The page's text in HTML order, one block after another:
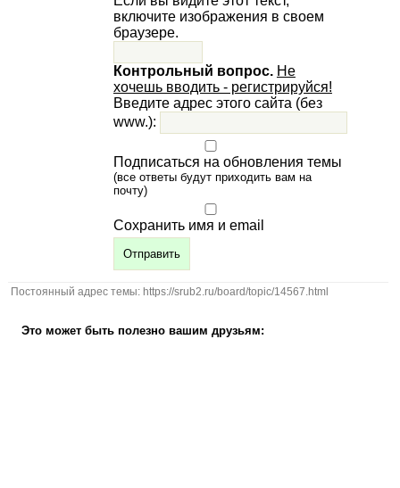
Контрольный вопрос. Не
хочешь вводить - регистрируйся!
Введите адрес этого сайта (без
www.):
Подписаться на обновления темы
(все ответы будут приходить вам на
почту)
Сохранить имя и email
Постоянный адрес темы: https://srub2.ru/board/topic/14567.html
Это может быть полезно вашим друзьям: